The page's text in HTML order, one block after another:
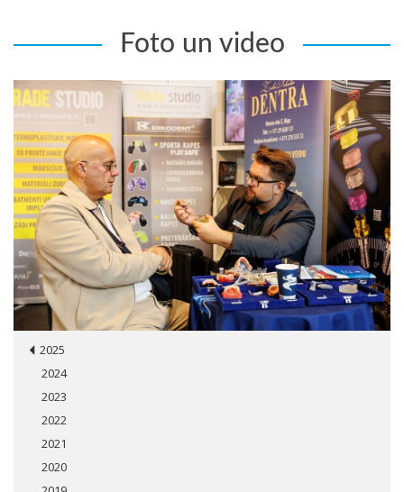
Foto un video
2025
2024
2023
2022
2021
2020